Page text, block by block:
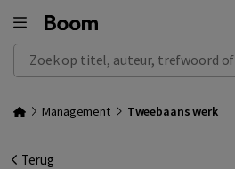
Zoek op titel, auteur, trefwoord of ISBN
Management Tweebaans werk
Terug